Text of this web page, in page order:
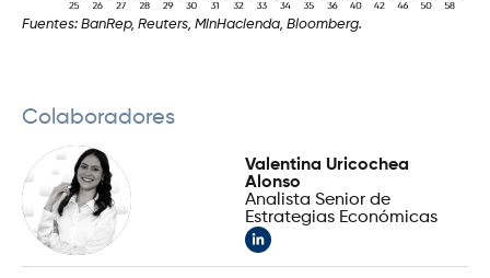
Fuentes: BanRep, Reuters, MinHacienda, Bloomberg.
Colaboradores
Valentina Uricochea
Alonso
Analista Senior de
Estrategias Económicas